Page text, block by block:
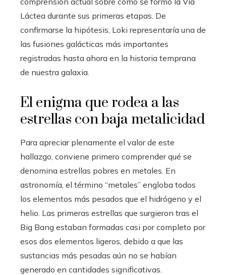
Láctea durante sus primeras etapas. De
confirmarse la hipótesis, Loki representaría una de
las fusiones galácticas más importantes
registradas hasta ahora en la historia temprana
de nuestra galaxia.
El enigma que rodea a las
estrellas con baja metalicidad
Para apreciar plenamente el valor de este
hallazgo, conviene primero comprender qué se
denomina estrellas pobres en metales. En
astronomía, el término “metales” engloba todos
los elementos más pesados que el hidrógeno y el
helio. Las primeras estrellas que surgieron tras el
Big Bang estaban formadas casi por completo por
esos dos elementos ligeros, debido a que las
sustancias más pesadas aún no se habían
generado en cantidades significativas.